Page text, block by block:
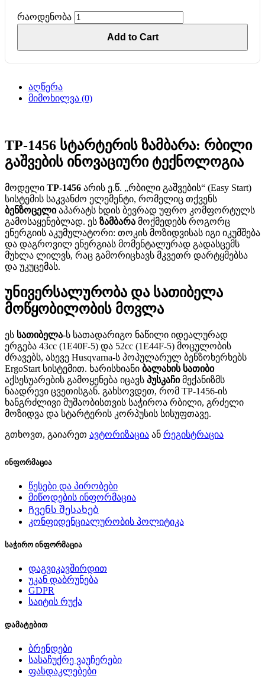
რაოდენობა
Add to Cart
აღწერა
მიმოხილვა (0)
TP-1456 სტარტერის ზამბარა: რბილი
გაშვების ინოვაციური ტექნოლოგია
მოდელი TP-1456 არის ე.წ. „რბილი გაშვების“ (Easy Start)
სისტემის საკვანძო ელემენტი, რომელიც თქვენს
ბენზოცელიაპარატს ხდის ბევრად უფრო კომფორტულს
გამოსაყენებლად. ეს ზამბარა მოქმედებს როგორც
ენერგიის აკუმულატორი: თოკის მოზიდვისას იგი იკუმშება
და დაგროვილ ენერგიას მომენტალურად გადასცემს
მუხლა ლილვს, რაც გამორიცხავს მკვეთრ დარტყმებსა
და უკუცემას.
უნივერსალურობა და სათიბელა
მოწყობილობის მოვლა
ეს სათიბელა-ს სათადარიგო ნაწილი იდეალურად
ერგება 43cc (1E40F-5) და 52cc (1E44F-5) მოცულობის
ძრავებს, ასევე Husqvarna-ს პოპულარულ ბენზოხერხებს
ErgoStart სისტემით. ხარისხიანი ბალახის სათიბი
აქსესუარების გამოყენება იცავს პუსკაჩიმექანიზმს
ნაადრევი ცვეთისგან. გახსოვდეთ, რომ TP-1456-ის
ხანგრძლივი მუშაობისთვის საჭიროა რბილი, გრძელი
მოზიდვა და სტარტერის კორპუსის სისუფთავე.
გთხოვთ, გაიარეთ ავტორიზაცია ან რეგისტრაცია
ინფორმაცია
წესები და პირობები
მიწოდების ინფორმაცია
Ჩვენს შესახებ
კონფიდენციალურობის პოლიტიკა
საჭირო ინფორმაცია
დაგვიკავშირდით
უკან დაბრუნება
GDPR
საიტის რუქა
დამატებით
ბრენდები
სასაჩუქრე ვაუჩერები
ფასდაკლებები